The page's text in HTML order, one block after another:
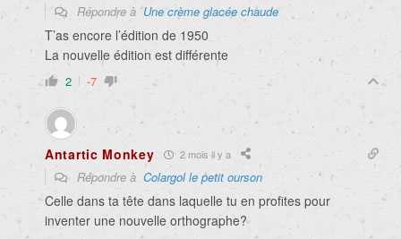
Répondre àUne crème glacée chaude
T’as encore l’édition de 1950
La nouvelle édition est différente
2 -7
Antartic Monkey 2 mois il y a
Répondre à Colargol le petit ourson
Celle dans ta tête dans laquelle tu en profites pour
inventer une nouvelle orthographe?